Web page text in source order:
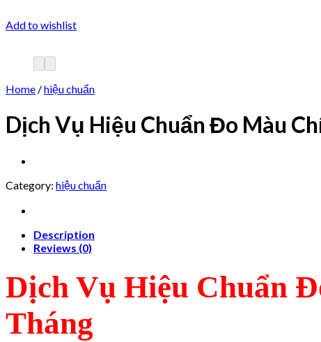
Add to wishlist
Home /hiệu chuẩn
Dịch Vụ Hiệu Chuẩn Đo Màu
Category: hiệu chuẩn
Description
Reviews (0)
Dịch Vụ Hiệu Chuẩn
Tháng